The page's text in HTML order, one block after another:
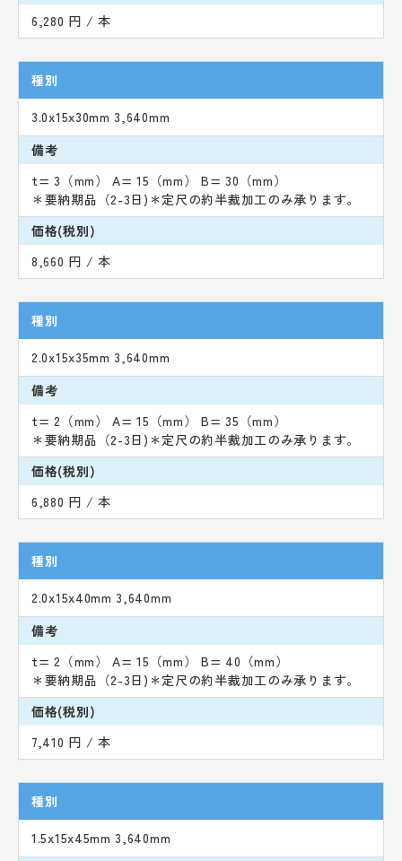
6,280 円 / 本
種別
3.0x15x30mm 3,640mm
備考
t= 3（mm） A= 15（mm） B= 30（mm）
＊要納期品（2-3日)＊定尺の約半裁加工のみ承ります。
価格(税別)
8,660 円 / 本
種別
2.0x15x35mm 3,640mm
備考
t= 2（mm） A= 15（mm） B= 35（mm）
＊要納期品（2-3日)＊定尺の約半裁加工のみ承ります。
価格(税別)
6,880 円 / 本
種別
2.0x15x40mm 3,640mm
備考
t= 2（mm） A= 15（mm） B= 40（mm）
＊要納期品（2-3日)＊定尺の約半裁加工のみ承ります。
価格(税別)
7,410 円 / 本
種別
1.5x15x45mm 3,640mm